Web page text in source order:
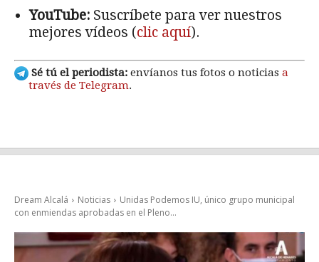
YouTube: Suscríbete para ver nuestros
mejores vídeos (clic aquí).
Sé tú el periodista: envíanos tus fotos o noticias a
través de Telegram.